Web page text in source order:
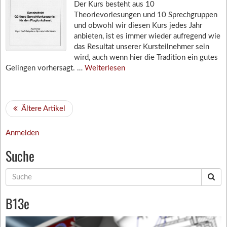
Der Kurs besteht aus 10
Theorievorlesungen und 10 Sprechgruppen
und obwohl wir diesen Kurs jedes Jahr
anbieten, ist es immer wieder aufregend wie
das Resultat unserer Kursteilnehmer sein
wird, auch wenn hier die Tradition ein gutes
Gelingen vorhersagt. … Weiterlesen
Ältere Artikel
Anmelden
Suche
Suche
nach:
B13e